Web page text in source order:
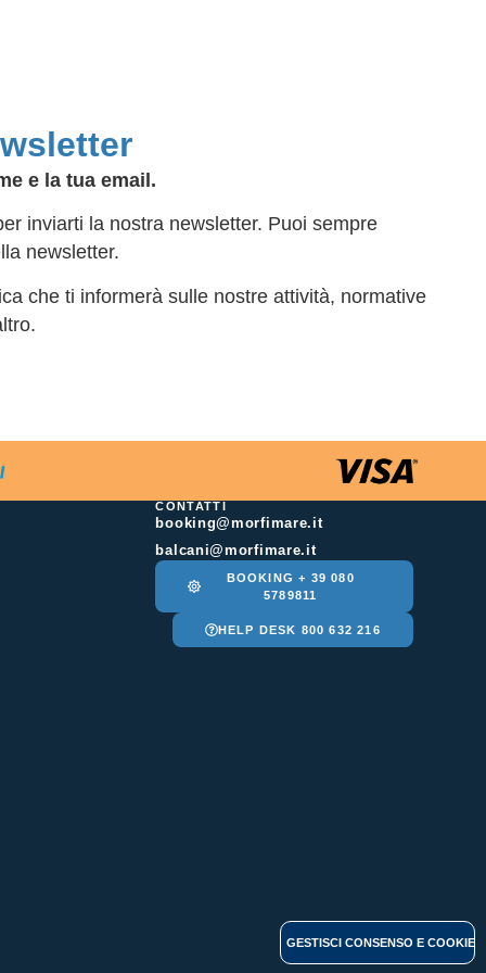
e la tua email.
inviarti la nostra newsletter. Puoi sempre
newsletter.
che ti informerà sulle nostre attività, normative
CONTATTI
booking@morfimare.it
balcani@morfimare.it
BOOKING + 39 080
5789811
HELP DESK 800 632 216
GESTISCI CONSENSO E COOKIE